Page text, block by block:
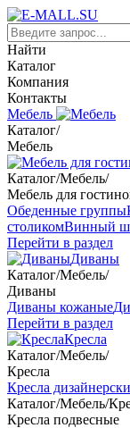
Найти
Каталог
Компания
Контакты
Мебель
Каталог/
Мебель
Каталог/Мебель/
Мебель для
Обеденные группы
столикомВинный
Перейти в раздел
Диваны
Каталог/Мебель/
Диваны
Диваны кожаные
Перейти в раздел
Кресла
Каталог/Мебель/
Кресла
Кресла
Каталог/Мебель/
Кресла подвесные